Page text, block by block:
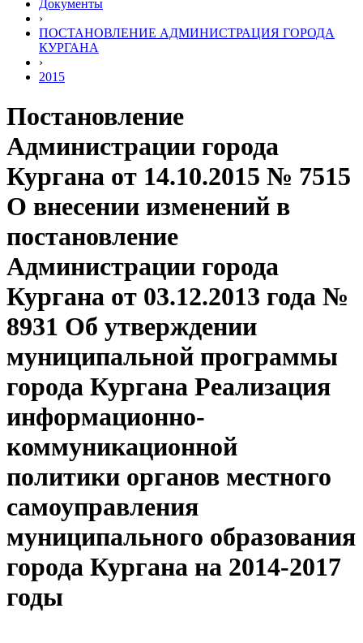
Документы
›
ПОСТАНОВЛЕНИЕ АДМИНИСТРАЦИЯ ГОРОДА
КУРГАНА
›
2015
Постановление
Администрации города
Кургана от 14.10.2015 № 7515
О внесении изменений в
постановление
Администрации города
Кургана от 03.12.2013 года №
8931 Об утверждении
муниципальной программы
города Кургана Реализация
информационно-
коммуникационной
политики органов местного
самоуправления
муниципального образования
города Кургана на 2014-2017
годы